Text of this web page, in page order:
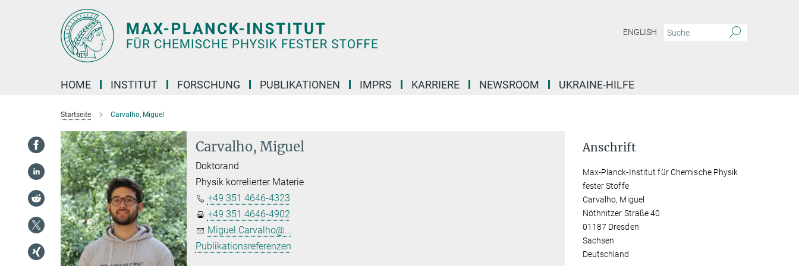
ENGLISH
HOME INSTITUT FORSCHUNG PUBLIKATIONEN IMPRS KARRIERE NEWSROOM UKRAINE-HILFE
Startseite Carvalho, Miguel
Carvalho, Miguel
Doktorand
Physik korrelierter Materie
+49 351 4646-4323
+49 351 4646-4902
Miguel.Carvalho@...
Publikationsreferenzen
Anschrift
Max-Planck-Institut für Chemische Physik
fester Stoffe
Carvalho, Miguel
Nöthnitzer Straße 40
01187 Dresden
Sachsen
Deutschland